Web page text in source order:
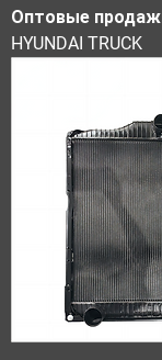
Оптовые
HYUNDAI TRUCK